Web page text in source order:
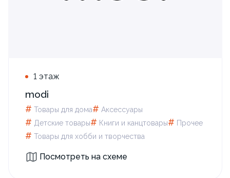
1 этаж
modi
#Товары для дома#Аксессуары
# Детские товары# Книги и канцтовары# Прочее
#Товары для xобби и творчества
Посмотреть на схеме